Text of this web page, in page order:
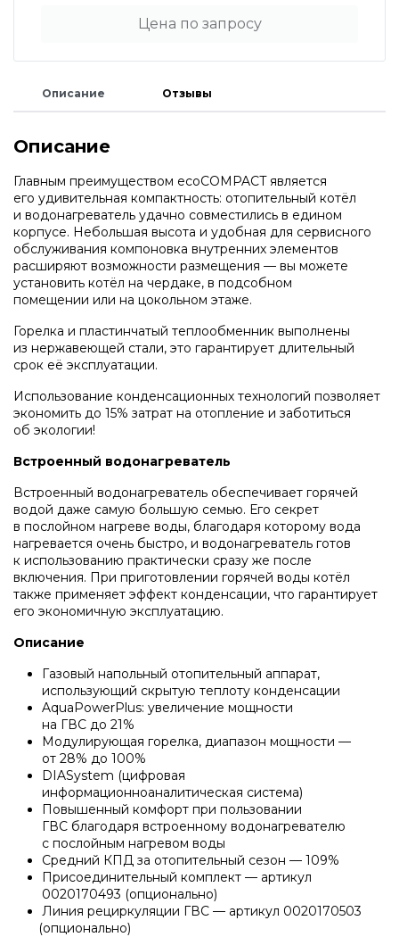
Терморегуляторы Protherm
Принадлежности Protherm
Готовые решения Protherm
Baxi
Настенные газовые котлы Baxi
Напольные конденсационные котлы Baxi
Напольные котлы с атмосферной горелкой Baxi
Электрические котлы Baxi
Vaillant
Настенные газовые котлы Vaillant
Настенные газовые конденсационные котлы
Напольные газовые котлы Vaillant
Напольные газовые конденсационные котлы
Настенные электрические котлы Vaillant
Ёмкостные водонагреватели Vaillant
Запчасти для котлов DeDietrich
Запчасти для котлов Rinnai
Запчасти Weishaupt
Запчасти для котлов Mizudo
Запчасти Elko
Запчасти для котлов Ferroli
Цена по запросу
Описание Отзывы
Описание
Главным преимуществом ecoCOMPACT является
его удивительная компактность: отопительный котёл
и водонагреватель удачно совместились в едином
корпусе. Небольшая высота и удобная для сервисного
обслуживания компоновка внутренних элементов
расширяют возможности размещения — вы можете
установить котёл на чердаке, в подсобном
помещении или на цокольном этаже.
Горелка и пластинчатый теплообменник выполнены
из нержавеющей стали, это гарантирует длительный
срок её эксплуатации.
Использование конденсационных технологий позволяет
экономить до 15% затрат на отопление и заботиться
об экологии!
Встроенный водонагреватель
Встроенный водонагреватель обеспечивает горячей
водой даже самую большую семью. Его секрет
в послойном нагреве воды, благодаря которому вода
нагревается очень быстро, и водонагреватель готов
к использованию практически сразу же после
включения. При приготовлении горячей воды котёл
также применяет эффект конденсации, что гарантирует
его экономичную эксплуатацию.
Описание
Газовый напольный отопительный аппарат,
использующий скрытую теплоту конденсации
AquaPowerPlus: увеличение мощности
на ГВС до 21%
Модулирующая горелка, диапазон мощности —
от 28% до 100%
DIASystem (цифровая
информационноаналитическая система)
Повышенный комфорт при пользовании
ГВС благодаря встроенному водонагревателю
с послойным нагревом воды
Средний КПД за отопительный сезон — 109%
Присоединительный комплект — артикул
0020170493 (опционально)
Линия рециркуляции ГВС — артикул 0020170503
(опционально)